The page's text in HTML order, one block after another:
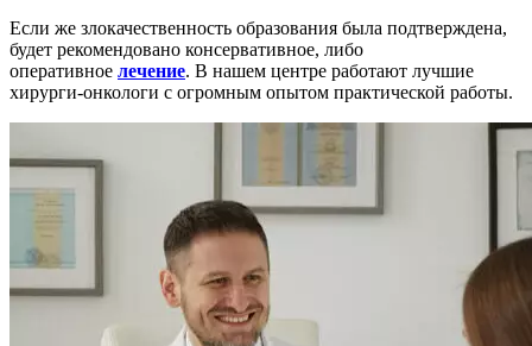
Если же злокачественность образования была подтверждена,
будет рекомендовано консервативное, либо
оперативное лечение. В нашем центре работают лучшие
хирурги-онкологи с огромным опытом практической работы.